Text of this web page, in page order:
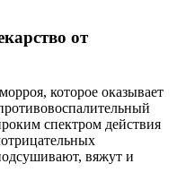
от
которое оказывает
спектром действия
вяжут и